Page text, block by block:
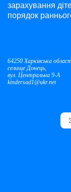
зарахування
порядок
64250 Харківська
селище Донець,
вул. Центральна 9-А
kindersad1@ukr.net